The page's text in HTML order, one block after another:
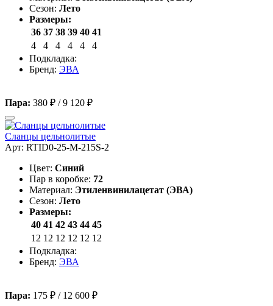
Сезон: Лето
Размеры:
36 37 38 39 40 41
4
4 4 4 4
4
Подкладка:
Бренд: ЭВА
Пара: 380 ₽ /9 120 ₽
Сланцы цельнолитые
Арт: RTID0-25-M-215S-2
Цвет: Синий
Пар в коробке: 72
Материал: Этиленвинилацетат (ЭВА)
Сезон: Лето
Размеры:
40 41 42 43 44 45
12 12 12 12 12 12
Подкладка:
Бренд: ЭВА
Пара: 175 ₽ / 12 600 ₽